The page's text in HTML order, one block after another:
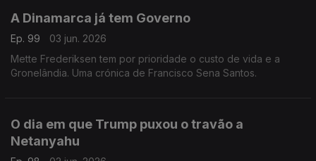
A Dinamarca já tem Governo
Ep. 99
03 jun. 2026
Mette Frederiksen tem por prioridade o custo de vida e a
Gronelândia. Uma crónica de Francisco Sena Santos.
O dia em que Trump puxou o travão a
Netanyahu